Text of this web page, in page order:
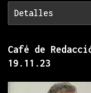
Detalles
Café de
19.11.23